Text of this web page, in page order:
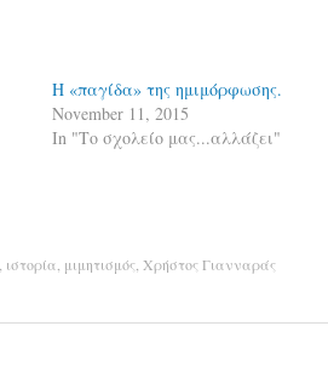
Η «παγίδα» της ημιμόρφωσης.
November 11, 2015
In "Το σχολείο μας...αλλάζει"
ιστορία μιμητισμός Χρήστος Γιανναράς